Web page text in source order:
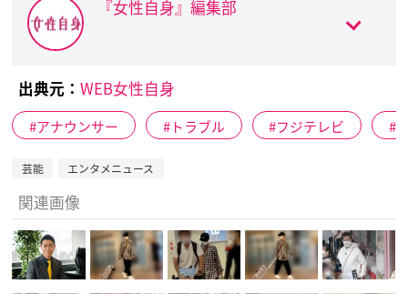
『女性自身』編集部
出典元： WEB女性自身
アナウンサー トラブル フジテレビ
芸能 エンタメニュース
関連画像